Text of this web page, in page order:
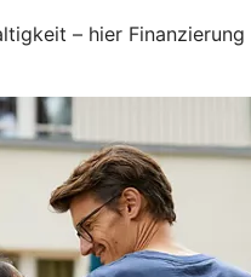
– hier Finanzierung